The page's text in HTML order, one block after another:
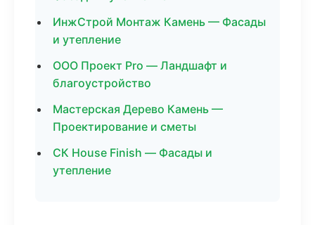
ИнжСтрой Монтаж Камень — Фасады
и утепление
ООО Проект Pro — Ландшафт и
благоустройство
Мастерская Дерево Камень —
Проектирование и сметы
СК House Finish — Фасады и
утепление